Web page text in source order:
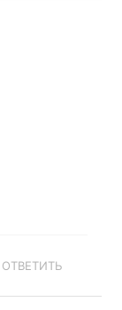
ОТВЕТИТЬ